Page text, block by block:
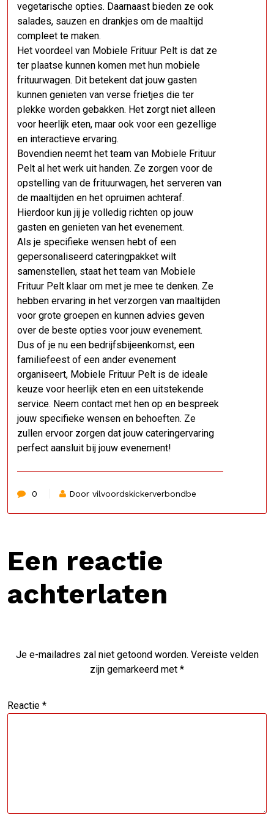
vegetarische opties. Daarnaast bieden ze ook
salades, sauzen en drankjes om de maaltijd
compleet te maken.
Het voordeel van Mobiele Frituur Pelt is dat ze
ter plaatse kunnen komen met hun mobiele
frituurwagen. Dit betekent dat jouw gasten
kunnen genieten van verse frietjes die ter
plekke worden gebakken. Het zorgt niet alleen
voor heerlijk eten, maar ook voor een gezellige
en interactieve ervaring.
Bovendien neemt het team van Mobiele Frituur
Pelt al het werk uit handen. Ze zorgen voor de
opstelling van de frituurwagen, het serveren van
de maaltijden en het opruimen achteraf.
Hierdoor kun jij je volledig richten op jouw
gasten en genieten van het evenement.
Als je specifieke wensen hebt of een
gepersonaliseerd cateringpakket wilt
samenstellen, staat het team van Mobiele
Frituur Pelt klaar om met je mee te denken. Ze
hebben ervaring in het verzorgen van maaltijden
voor grote groepen en kunnen advies geven
over de beste opties voor jouw evenement.
Dus of je nu een bedrijfsbijeenkomst, een
familiefeest of een ander evenement
organiseert, Mobiele Frituur Pelt is de ideale
keuze voor heerlijk eten en een uitstekende
service. Neem contact met hen op en bespreek
jouw specifieke wensen en behoeften. Ze
zullen ervoor zorgen dat jouw cateringervaring
perfect aansluit bij jouw evenement!
0 Door vilvoordskickerverbondbe
Een reactie
achterlaten
Je e-mailadres zal niet getoond worden. Vereiste velden
zijn gemarkeerd met *
Reactie *